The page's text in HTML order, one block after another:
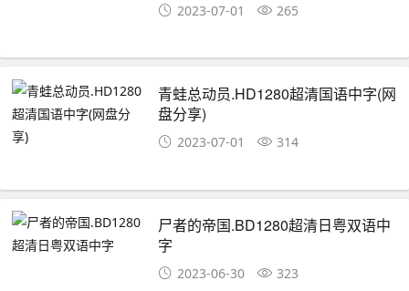
2023-07-01 265
青蛙总动员.HD1280超清国语中字(网
盘分享)
2023-07-01 314
尸者的帝国.BD1280超清日粤双语中
字
2023-06-30 323